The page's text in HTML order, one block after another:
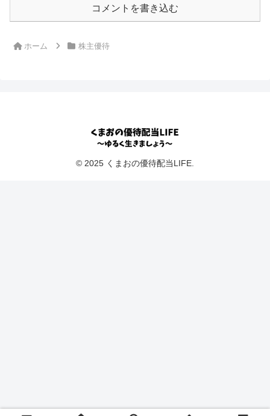
コメントを書き込む
ホーム 株主優待
© 2025 くまおの優待配当LIFE.